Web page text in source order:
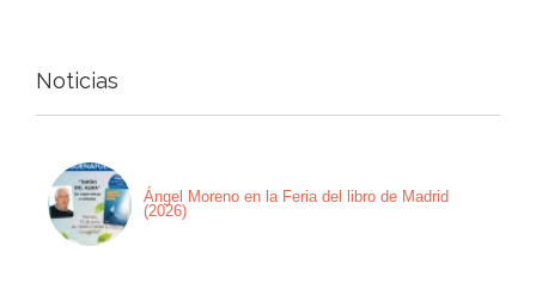
Noticias
Ángel Moreno en la Feria del libro de Madrid
(2026)